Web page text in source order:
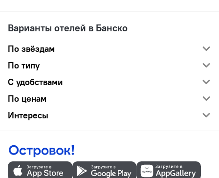
Варианты отелей в Банско
По звёздам
По типу
С удобствами
По ценам
Интересы